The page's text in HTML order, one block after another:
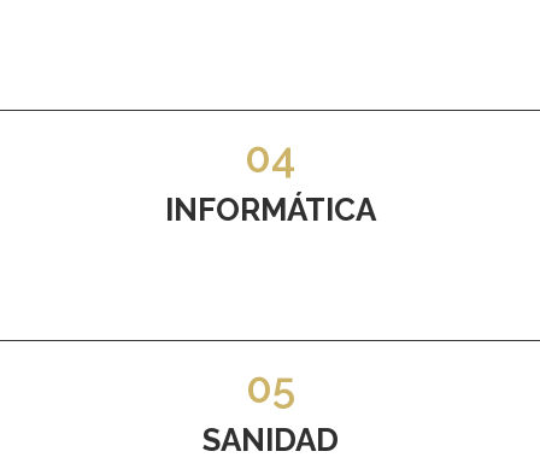
04
INFORMÁTICA
05
SANIDAD